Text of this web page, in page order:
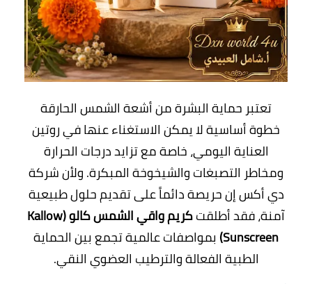
تعتبر حماية البشرة من أشعة الشمس الحارقة
خطوة أساسية لا يمكن الاستغناء عنها في روتين
العناية اليومي، خاصة مع تزايد درجات الحرارة
ومخاطر التصبغات والشيخوخة المبكرة. ولأن شركة
دي أكس إن حريصة دائماً على تقديم حلول طبيعية
آمنة، فقد أطلقت
كريم واقي الشمس كالو (Kallow
Sunscreen) بمواصفات عالمية تجمع بين الحماية
الطبية الفعالة والترطيب العضوي النقي.